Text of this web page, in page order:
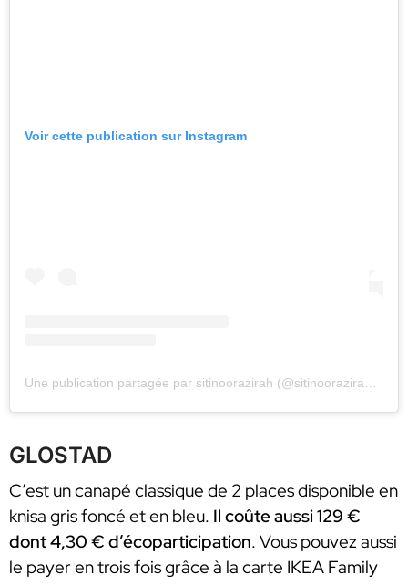
Voir cette publication sur Instagram
GLOSTAD
C’est un canapé classique de 2 places disponible en
knisa gris foncé et en bleu. Il coûte aussi 129 €
dont 4,30 € d’écoparticipation. Vous pouvez aussi
le payer en trois fois grâce à la carte IKEA Family